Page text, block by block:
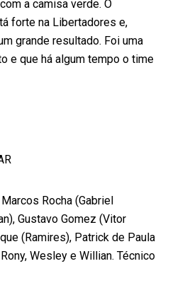
a camisa verde. O
forte na Libertadores e,
grande resultado. Foi uma
e que há algum tempo o time
Rocha (Gabriel
Gustavo Gomez (Vitor
(Ramires), Patrick de Paula
Wesley e Willian. Técnico